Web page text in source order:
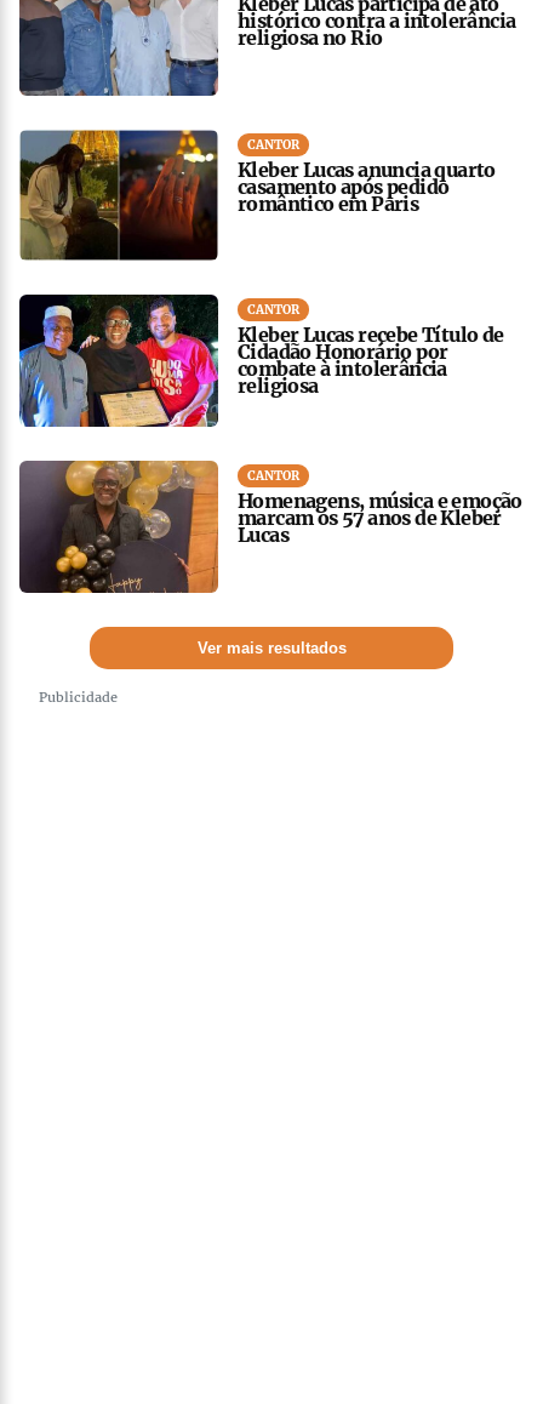
histórico contra a intolerância
religiosa no Rio
CANTOR
Kleber Lucas anuncia quarto
casamento após pedido
romântico em Paris
CANTOR
Kleber Lucas recebe Título de
Cidadão Honorário por
combate à intolerância
religiosa
CANTOR
Homenagens, música e emoção
marcam os 57 anos de Kleber
Lucas
Ver mais resultados
Publicidade